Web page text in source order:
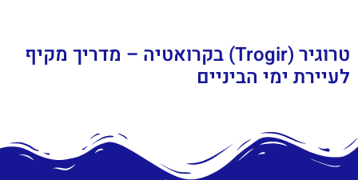
טרוגיר (Trogir) בקרואטיה – מדריך מקיף
לעיירת ימי הביניים